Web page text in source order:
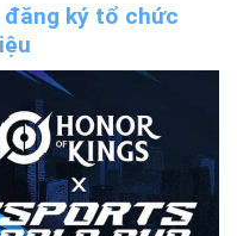
đăng ký tổ chức